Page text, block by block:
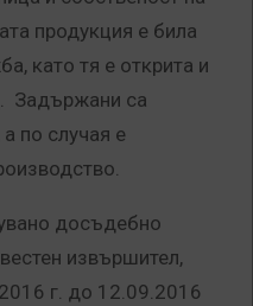
продукция е била
като тя е открита и
Задържани са
по случая е
досъдебно
извършител,
г. до 12.09.2016